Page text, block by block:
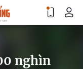
nghìn